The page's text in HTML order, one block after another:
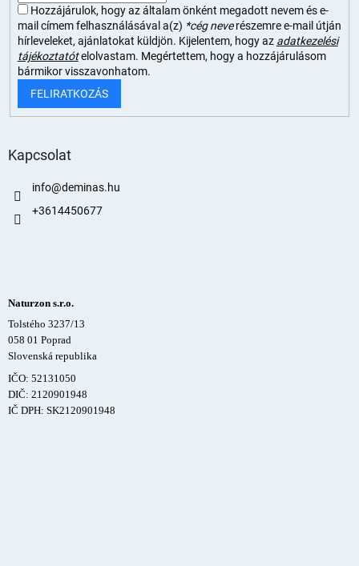
Hozzájárulok, hogy az általam önként megadott nevem és e-
mail címem felhasználásával a(z) *cég neverészemre e-mail útján
hírleveleket, ajánlatokat küldjön. Kijelentem, hogy az adatkezelési
tájékoztatót elolvastam. Megértettem, hogy a hozzájárulásom
bármikor visszavonhatom.
FELIRATKOZÁS
Kapcsolat
info@deminas.hu
+3614450677
Naturzon s.r.o.
Tolstého 3237/13
058 01 Poprad
Slovenská republika
IČO: 52131050
DIČ: 2120901948
IČ DPH: SK2120901948